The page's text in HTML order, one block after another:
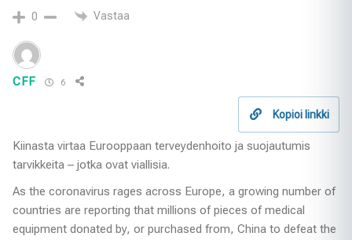
0 Vastaa
CFF 6
Kopioi linkki
Kiinasta virtaa Eurooppaan terveydenhoito ja suojautumis
tarvikkeita – jotka ovat viallisia.
As the coronavirus rages across Europe, a growing number of
countries are reporting that millions of pieces of medical
equipment donated by, or purchased from, China to defeat the